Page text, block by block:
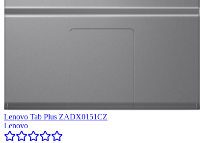
Lenovo Tab Plus ZADX0151CZ
Lenovo